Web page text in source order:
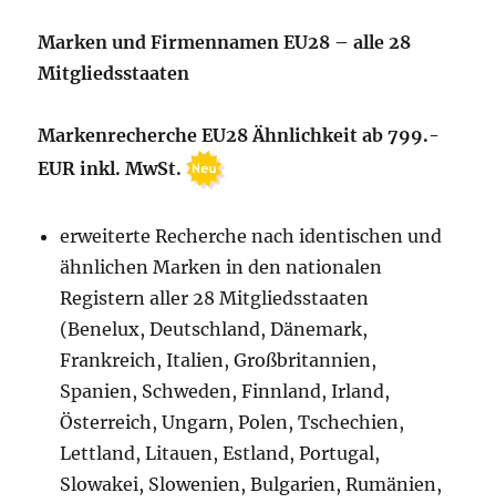
Marken und Firmennamen EU28 – alle 28
Mitgliedsstaaten
Markenrecherche EU28 Ähnlichkeit ab 799.-
EUR inkl. MwSt.
erweiterte Recherche nach identischen und
ähnlichen Marken in den nationalen
Registern aller 28 Mitgliedsstaaten
(Benelux, Deutschland, Dänemark,
Frankreich, Italien, Großbritannien,
Spanien, Schweden, Finnland, Irland,
Österreich, Ungarn, Polen, Tschechien,
Lettland, Litauen, Estland, Portugal,
Slowakei, Slowenien, Bulgarien, Rumänien,